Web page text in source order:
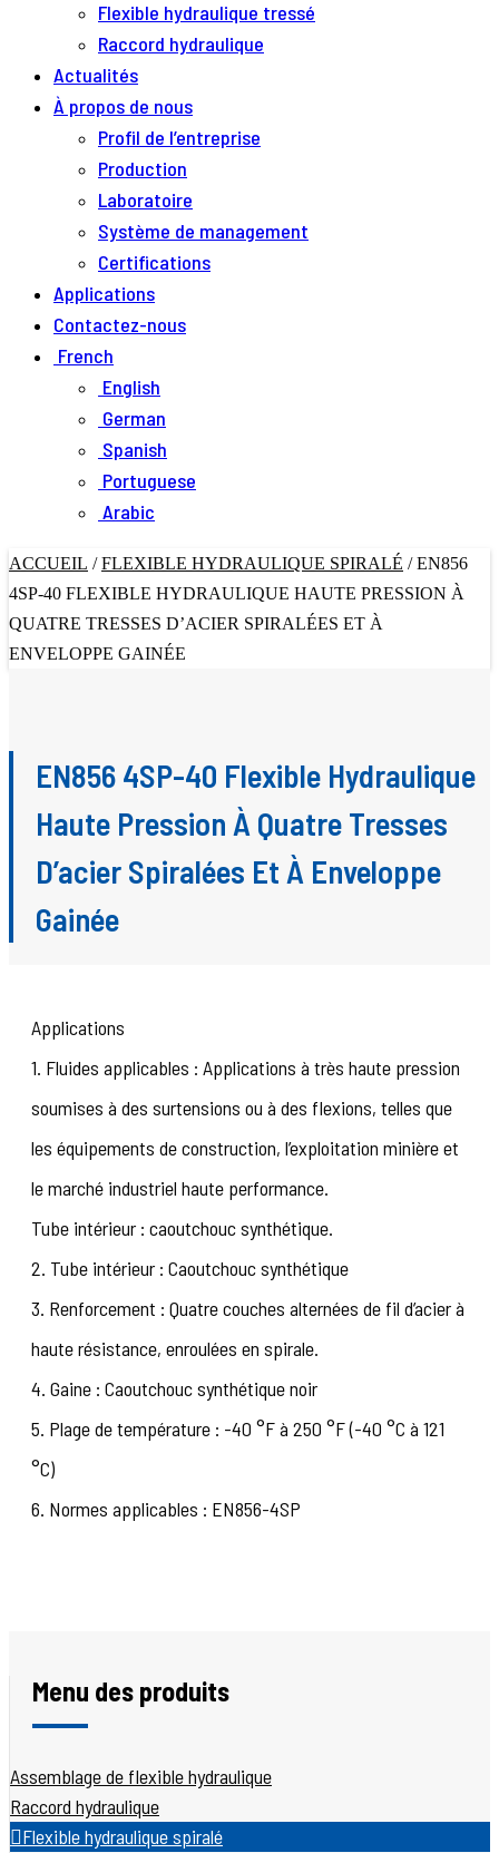
Flexible hydraulique tressé
Raccord hydraulique
Actualités
À propos de nous
Profil de l’entreprise
Production
Laboratoire
Système de management
Certifications
Applications
Contactez-nous
French
English
German
Spanish
Portuguese
Arabic
ACCUEIL /FLEXIBLE HYDRAULIQUE SPIRALÉ /EN856
4SP-40 FLEXIBLE HYDRAULIQUE HAUTE PRESSION À
QUATRE TRESSES D’ACIER SPIRALÉES ET À
ENVELOPPE GAINÉE
EN856 4SP-40 Flexible Hydraulique
Haute Pression À Quatre Tresses
D’acier Spiralées Et À Enveloppe
Gainée
Applications
1. Fluides applicables : Applications à très haute pression
soumises à des surtensions ou à des flexions, telles que
les équipements de construction, l’exploitation minière et
le marché industriel haute performance.
Tube intérieur : caoutchouc synthétique.
2. Tube intérieur : Caoutchouc synthétique
3. Renforcement : Quatre couches alternées de fil d’acier à
haute résistance, enroulées en spirale.
4. Gaine : Caoutchouc synthétique noir
5. Plage de température : -40 °F à 250 °F (-40 °C à 121
°C)
6. Normes applicables : EN856-4SP
Menu des produits
Assemblage de flexible hydraulique
Raccord hydraulique
Flexible hydraulique spiralé